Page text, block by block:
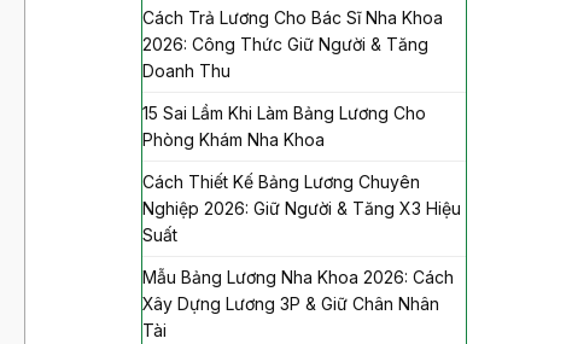
Cách Trả Lương Cho Bác Sĩ Nha Khoa
2026: Công Thức Giữ Người & Tăng
Doanh Thu
15 Sai Lầm Khi Làm Bảng Lương Cho
Phòng Khám Nha Khoa
Cách Thiết Kế Bảng Lương Chuyên
Nghiệp 2026: Giữ Người & Tăng X3 Hiệu
Suất
Mẫu Bảng Lương Nha Khoa 2026: Cách
Xây Dựng Lương 3P & Giữ Chân Nhân
Tài